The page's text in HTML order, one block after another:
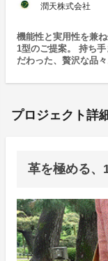
潤天株式会社
機能性と実用性を兼
1型のご提案。 持ち
だわった、贅沢な品々
プロジェクト詳
革を極める、